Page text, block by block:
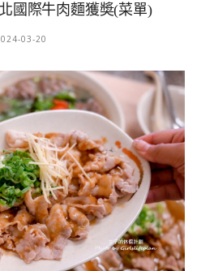
國際牛肉麵獲奬(菜單)
03-20